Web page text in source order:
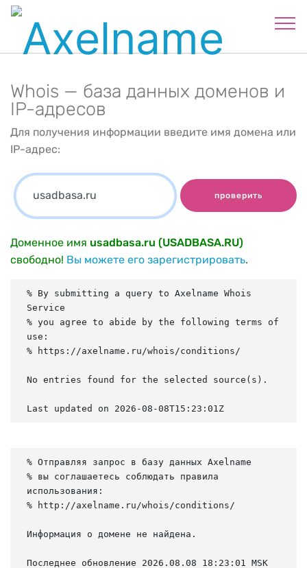
Whois — база данных доменов и
IP-адресов
Для получения информации введите имя домена или
IP-адрес:
проверить
Доменное имя usadbasa.ru (USADBASA.RU)
свободно! Вы можете его зарегистрировать.
% By submitting a query to Axelname Whois
Service
% you agree to abide by the following terms of
use:
% https://axelname.ru/whois/conditions/
No entries found for the selected source(s).
Last updated on 2026-08-08T15:23:01Z
% Отправляя запрос в базу данных Axelname
% вы соглашаетесь соблюдать правила
использования:
% http://axelname.ru/whois/conditions/
Информация о домене не найдена.
Последнее обновление 2026.08.08 18:23:01 MSK